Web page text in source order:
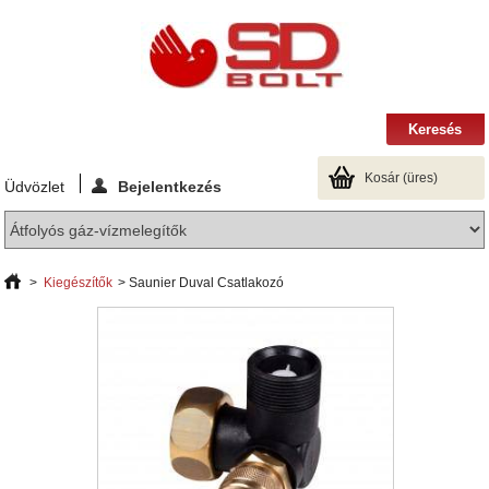
Kosár (üres)
Üdvözlet Bejelentkezés
> Kiegészítők > Saunier Duval Csatlakozó